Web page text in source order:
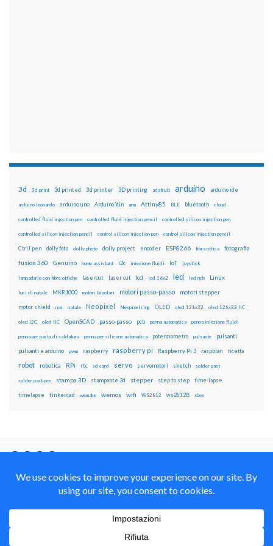
3d 3d print 3d printed 3d printer 3D printing adafruit arduino arduino ide
arduino leonardo arduino uno Arduino Yún arm Attiny85 BLE bluetooth cloud
controlled fluid injection pen controlled fluid injection pencil controlled silicon injection pen
controlled silicon injection pencil control silicon injection pen control silicon injection pencil
CtrlJ pen dolly foto dolly photo dolly project encoder ESP8266 fibra ottica fotografia
fusion 360 Genuino home assistant i2c iniezione fluidi IoT joystick
lampadario con fibre ottiche lasercut laser cut lcd lcd 16x2 led led rgb Linux
luci di natale MKR1000 motori bipolari motori passo-passo motori stepper
motor shield nas natale Neopixel Neopixel ring OLED oled 128x32 oled 128x32 IIC
oled i2C oled IIC OpenSCAD passo-passo pcb penna automatica penna iniezione fluidi
penna per pasta di saldatura penna per silicone automatica potenziometro pulsante pulsanti
pulsanti e arduino pwm raspberry raspberry pi Raspberry Pi 3 raspbian ricetta
robot robotica RPi rtc sd card servo servomotori sketch solder past
solder past pen stampa 3D stampante 3d stepper step to step time-lapse
timelapse tinkercad wemake wemos wifi WS2812 ws2812B xbee
Alike 4.0 International
© 2012-2018 Mauro Alfieri Elettronica Domotica Robotica Arduino Corsi